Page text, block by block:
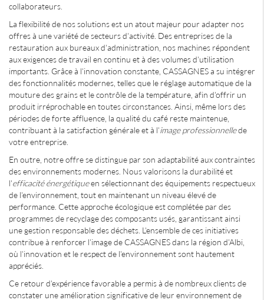
collaborateurs.
La flexibilité de nos solutions est un atout majeur pour adapter nos
offres à une variété de secteurs d'activité. Des entreprises de la
restauration aux bureaux d'administration, nos machines répondent
aux exigences de travail en continu et à des volumes d'utilisation
importants. Grâce à l'innovation constante, CASSAGNES a su intégrer
des fonctionnalités modernes, telles que le réglage automatique de la
mouture des grains et le contrôle de la température, afin d'offrir un
produit irréprochable en toutes circonstances. Ainsi, même lors des
périodes de forte affluence, la qualité du café reste maintenue,
contribuant à la satisfaction générale et à l'image professionnellede
votre entreprise.
En outre, notre offre se distingue par son adaptabilité aux contraintes
des environnements modernes. Nous valorisons la durabilité et
l'efficacité énergétiqueen sélectionnant des équipements respectueux
de l'environnement, tout en maintenant un niveau élevé de
performance. Cette approche écologique est complétée par des
programmes de recyclage des composants usés, garantissant ainsi
une gestion responsable des déchets. L'ensemble de ces initiatives
contribue à renforcer l'image de CASSAGNES dans la région d'Albi,
où l'innovation et le respect de l'environnement sont hautement
appréciés.
Ce retour d'expérience favorable a permis à de nombreux clients de
constater une amélioration significative de leur environnement de